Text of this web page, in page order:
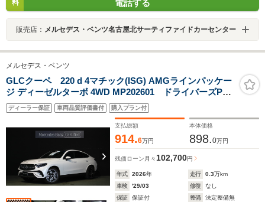
料 電話する
販売店： メルセデス・ベンツ名古屋北サーティファイドカーセンター
メルセデス・ベンツ
GLCクーペ 220 d 4マチック(ISG) AMGラインパッケー
ジ ディーゼルターボ 4WD MP202601 ドライバーズP
AMGレザーエクスクルーシブP パノラミックS/R エア
バランスP Burmesterサラウンド リア・アクスルステ
アリング ヘッドアップディスプレイ AIRMATICサスペ
ンション
ディーラー保証 車両品質評価書付 購入プラン付
支払総額
914.6万円
本体価格
898.0万円
残価ローン 月々102,700円
年式 2026年 走行 0.3万km
車検
'29/03 修復
なし
保証
保証付 整備
法定整備無